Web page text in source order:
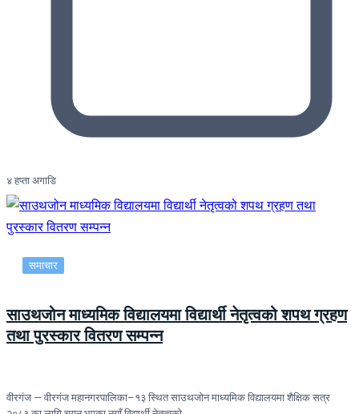
४ हप्ता अगाडि
समाचार
साउथजोन माध्यमिक विद्यालयमा विद्यार्थी नेतृत्वको शपथ ग्रहण
तथा पुरस्कार वितरण सम्पन्न
वीरगंज — वीरगंज महानगरपालिका–१३ स्थित साउथजोन माध्यमिक विद्यालयमा शैक्षिक सत्र